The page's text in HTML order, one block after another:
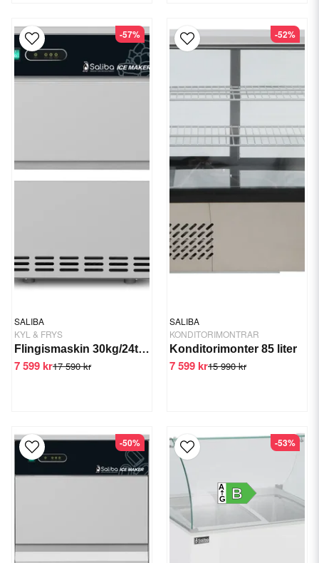
SALIBA
KYL & FRYS
Flingismaskin 30kg/24tim GTS-IMS-30
17 590 kr
7 599 kr
-57%
SALIBA
KONDITORIMONTRAR
Konditorimonter 85 liter
15 990 kr
7 599 kr
-52%
-50%
B
A
G
-53%